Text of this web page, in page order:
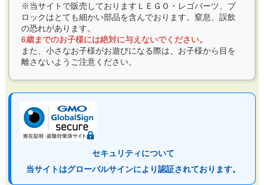
※当サイトで販売しておりますＬＥＧＯ・レゴパーツ、ブ
ロックはとても細かい部品を含んでおります。窒息、誤飲
の恐れがあります。
6歳までのお子様には絶対に与えないでください。
また、小さなお子様がお遊びになる際は、お子様から目を
離さないようご注意ください。
セキュリティについて
当サイトはグローバルサインにより認証されております。